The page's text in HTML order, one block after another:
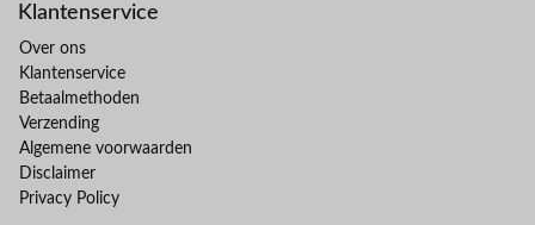
Klantenservice
Over ons
Klantenservice
Betaalmethoden
Verzending
Algemene voorwaarden
Disclaimer
Privacy Policy